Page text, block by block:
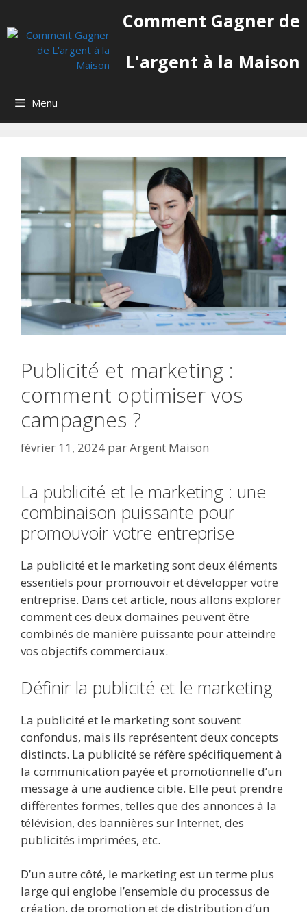
au
contenu
Comment Gagner de
L'argent à la Maison
Menu
Publicité et marketing :
comment optimiser vos
campagnes ?
février 11, 2024 parArgent Maison
La publicité et le marketing : une
combinaison puissante pour
promouvoir votre entreprise
La publicité et le marketing sont deux éléments
essentiels pour promouvoir et développer votre
entreprise. Dans cet article, nous allons explorer
comment ces deux domaines peuvent être
combinés de manière puissante pour atteindre
vos objectifs commerciaux.
Définir la publicité et le marketing
La publicité et le marketing sont souvent
confondus, mais ils représentent deux concepts
distincts. La publicité se réfère spécifiquement à
la communication payée et promotionnelle d’un
message à une audience cible. Elle peut prendre
différentes formes, telles que des annonces à la
télévision, des bannières sur Internet, des
publicités imprimées, etc.
D’un autre côté, le marketing est un terme plus
large qui englobe l’ensemble du processus de
création, de promotion et de distribution d’un